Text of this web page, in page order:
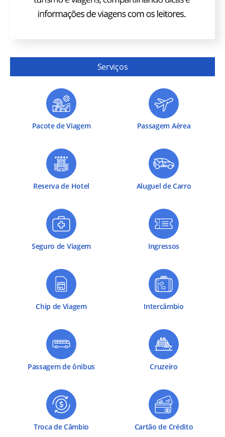
Serviços
Pacote de Viagem Passagem Aérea
Reserva de Hotel Aluguel de Carro
Seguro de Viagem Ingressos
Chip de Viagem Intercâmbio
Passagem de ônibus Cruzeiro
Troca de Câmbio Cartão de Crédito